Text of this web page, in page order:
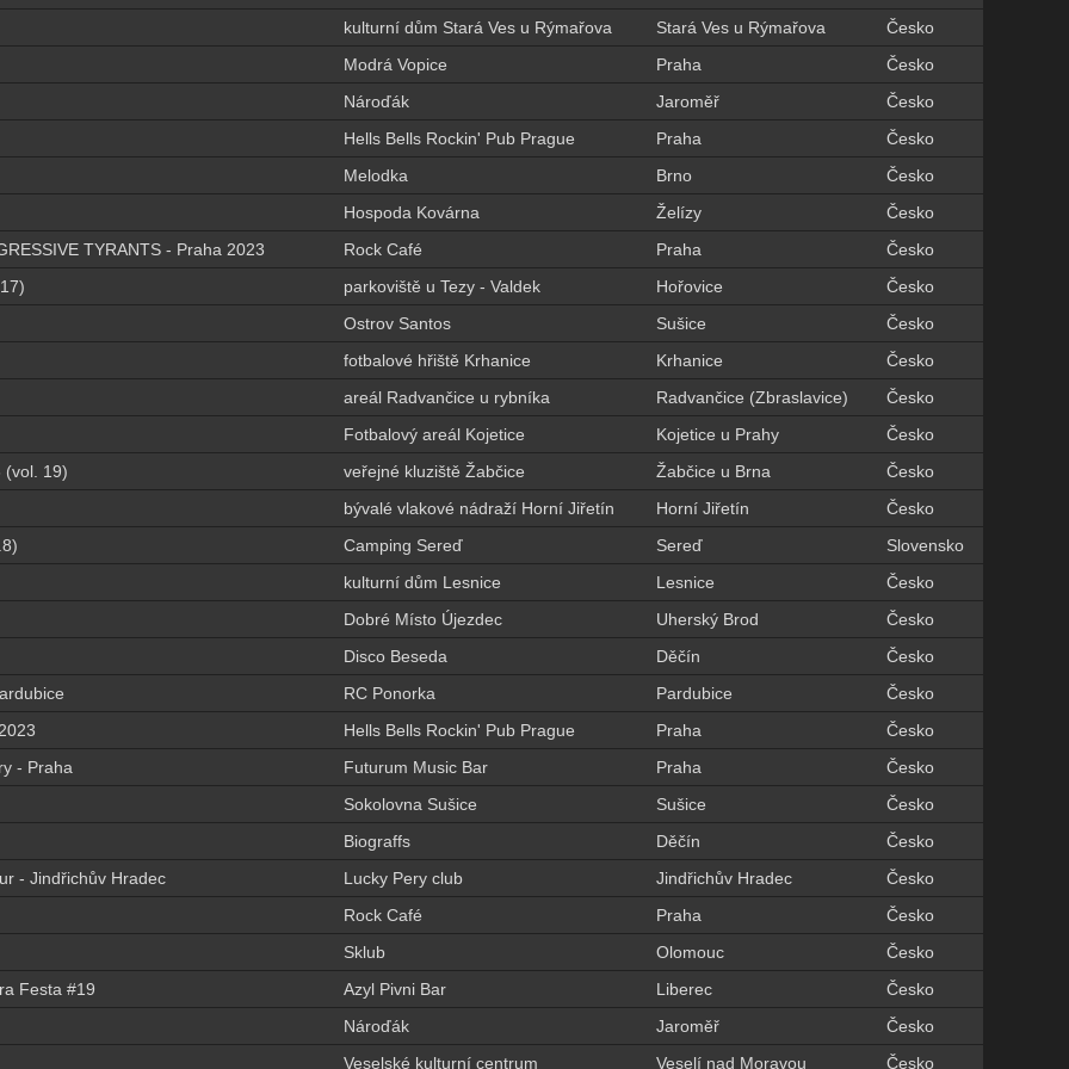
kulturní dům Stará Ves u Rýmařova Stará Ves u Rýmařova
Česko
Modrá Vopice
Praha
Česko
Nároďák
Jaroměř
Česko
Hells Bells Rockin' Pub Prague
Praha
Česko
Melodka
Brno
Česko
Hospoda Kovárna
Želízy
Česko
TYRANTS - Praha 2023
Rock Café Praha
Česko
parkoviště u Tezy - Valdek Hořovice
Česko
Ostrov Santos
Sušice
Česko
fotbalové hřiště Krhanice
Krhanice
Česko
areál Radvančice u rybníka
Radvančice (Zbraslavice)
Česko
Fotbalový areál Kojetice
Kojetice u Prahy
Česko
(vol. 19)
veřejné kluziště Žabčice Žabčice u Brna
Česko
bývalé vlakové nádraží Horní Jiřetín
Horní Jiřetín
Česko
Camping Sereď Sereď
Slovensko
kulturní dům Lesnice
Lesnice
Česko
Dobré Místo Újezdec
Uherský Brod
Česko
Disco Beseda
Děčín
Česko
RC Ponorka Pardubice
Česko
Hells Bells Rockin' Pub Prague Praha
Česko
- Praha
Futurum Music Bar Praha
Česko
Sokolovna Sušice
Sušice
Česko
Biograffs
Děčín
Česko
- Jindřichův Hradec
Lucky Pery club Jindřichův Hradec
Česko
Rock Café
Praha
Česko
Sklub
Olomouc
Česko
Festa #19
Azyl Pivni Bar Liberec
Česko
Nároďák
Jaroměř
Česko
Veselské kulturní centrum
Veselí nad Moravou Česko